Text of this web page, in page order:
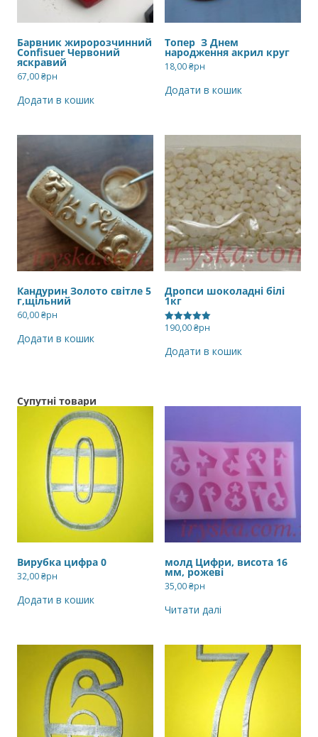
Барвник жиророзчинний
Confisuer Червоний
яскравий
67,00₴рн
Додати в кошик
Топер З Днем
народження акрил круг
18,00₴рн
Додати в кошик
Кандурин Золото світле 5
г,щільний
60,00₴рн
Додати в кошик
Дропси шоколадні білі
1кг
Оцінено в
190,00₴рн
Додати в кошик
Супутні товари
Вирубка цифра 0
32,00₴рн
Додати в кошик
молд Цифри, висота 16
мм, рожеві
35,00₴рн
Читати далі